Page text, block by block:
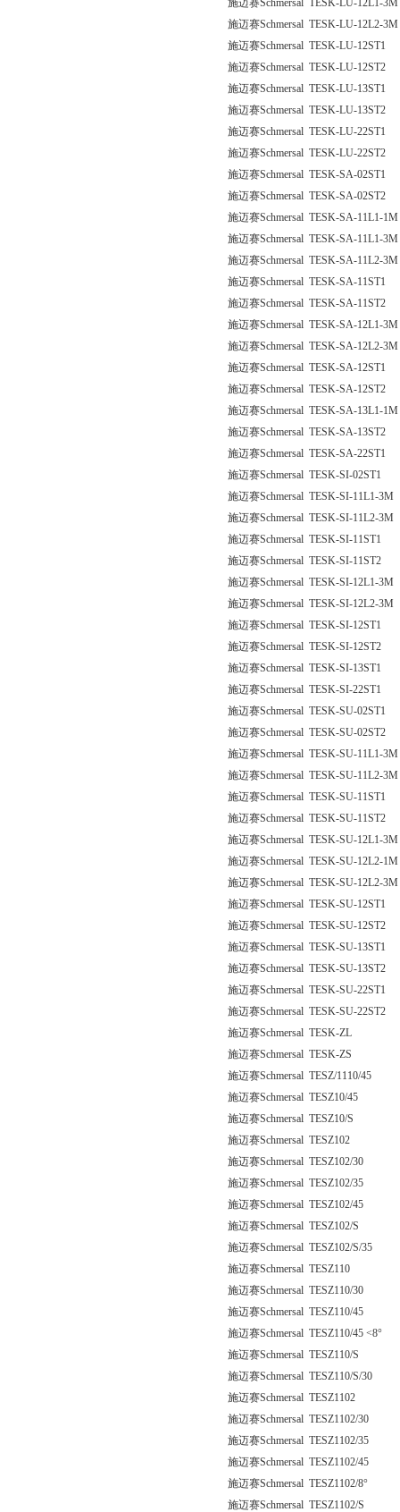
施迈赛Schmersal TESK-LU-12L1-3M
施迈赛Schmersal TESK-LU-12L2-3M
施迈赛Schmersal TESK-LU-12ST1
施迈赛Schmersal TESK-LU-12ST2
施迈赛Schmersal TESK-LU-13ST1
施迈赛Schmersal TESK-LU-13ST2
施迈赛Schmersal TESK-LU-22ST1
施迈赛Schmersal TESK-LU-22ST2
施迈赛Schmersal TESK-SA-02ST1
施迈赛Schmersal TESK-SA-02ST2
施迈赛Schmersal TESK-SA-11L1-1M
施迈赛Schmersal TESK-SA-11L1-3M
施迈赛Schmersal TESK-SA-11L2-3M
施迈赛Schmersal TESK-SA-11ST1
施迈赛Schmersal TESK-SA-11ST2
施迈赛Schmersal TESK-SA-12L1-3M
施迈赛Schmersal TESK-SA-12L2-3M
施迈赛Schmersal TESK-SA-12ST1
施迈赛Schmersal TESK-SA-12ST2
施迈赛Schmersal TESK-SA-13L1-1M
施迈赛Schmersal TESK-SA-13ST2
施迈赛Schmersal TESK-SA-22ST1
施迈赛Schmersal TESK-SI-02ST1
施迈赛Schmersal TESK-SI-11L1-3M
施迈赛Schmersal TESK-SI-11L2-3M
施迈赛Schmersal TESK-SI-11ST1
施迈赛Schmersal TESK-SI-11ST2
施迈赛Schmersal TESK-SI-12L1-3M
施迈赛Schmersal TESK-SI-12L2-3M
施迈赛Schmersal TESK-SI-12ST1
施迈赛Schmersal TESK-SI-12ST2
施迈赛Schmersal TESK-SI-13ST1
施迈赛Schmersal TESK-SI-22ST1
施迈赛Schmersal TESK-SU-02ST1
施迈赛Schmersal TESK-SU-02ST2
施迈赛Schmersal TESK-SU-11L1-3M
施迈赛Schmersal TESK-SU-11L2-3M
施迈赛Schmersal TESK-SU-11ST1
施迈赛Schmersal TESK-SU-11ST2
施迈赛Schmersal TESK-SU-12L1-3M
施迈赛Schmersal TESK-SU-12L2-1M
施迈赛Schmersal TESK-SU-12L2-3M
施迈赛Schmersal TESK-SU-12ST1
施迈赛Schmersal TESK-SU-12ST2
施迈赛Schmersal TESK-SU-13ST1
施迈赛Schmersal TESK-SU-13ST2
施迈赛Schmersal TESK-SU-22ST1
施迈赛Schmersal TESK-SU-22ST2
施迈赛Schmersal TESK-ZL
施迈赛Schmersal TESK-ZS
施迈赛Schmersal TESZ/1110/45
施迈赛Schmersal TESZ10/45
施迈赛Schmersal TESZ10/S
施迈赛Schmersal TESZ102
施迈赛Schmersal TESZ102/30
施迈赛Schmersal TESZ102/35
施迈赛Schmersal TESZ102/45
施迈赛Schmersal TESZ102/S
施迈赛Schmersal TESZ102/S/35
施迈赛Schmersal TESZ110
施迈赛Schmersal TESZ110/30
施迈赛Schmersal TESZ110/45
施迈赛Schmersal TESZ110/45 <8°
施迈赛Schmersal TESZ110/S
施迈赛Schmersal TESZ110/S/30
施迈赛Schmersal TESZ1102
施迈赛Schmersal TESZ1102/30
施迈赛Schmersal TESZ1102/35
施迈赛Schmersal TESZ1102/45
施迈赛Schmersal TESZ1102/8°
施迈赛Schmersal TESZ1102/S